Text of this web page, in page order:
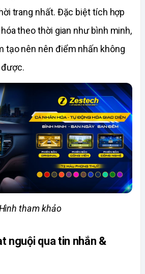
trang nhất. Đặc biệt tích hợp
theo thời gian như bình minh,
tạo nên nên điểm nhấn không
tham khảo
nguội qua tin nhắn &